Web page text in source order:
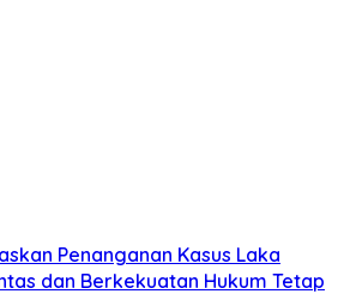
Penanganan Kasus Laka
dan Berkekuatan Hukum Tetap